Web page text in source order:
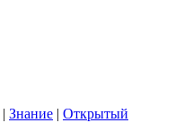
| Знание | Открытый